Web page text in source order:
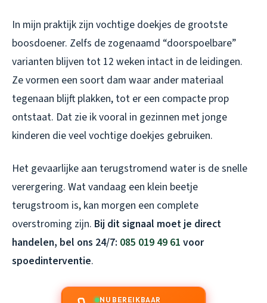
In mijn praktijk zijn vochtige doekjes de grootste
boosdoener. Zelfs de zogenaamd “doorspoelbare”
varianten blijven tot 12 weken intact in de leidingen.
Ze vormen een soort dam waar ander materiaal
tegenaan blijft plakken, tot er een compacte prop
ontstaat. Dat zie ik vooral in gezinnen met jonge
kinderen die veel vochtige doekjes gebruiken.
Het gevaarlijke aan terugstromend water is de snelle
verergering. Wat vandaag een klein beetje
terugstroom is, kan morgen een complete
overstroming zijn. Bij dit signaal moet je direct
handelen, bel ons 24/7: 085 019 49 61 voor
spoedinterventie.
NU BEREIKBAAR